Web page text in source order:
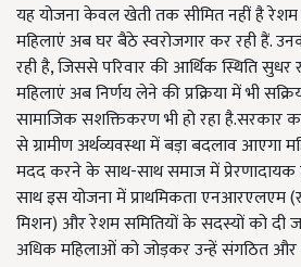
यह योजना केवल खेती तक सीमित नहीं है रेशम
महिलाएं अब घर बैठे स्वरोजगार कर रही हैं.
रही है, जिससे परिवार की आर्थिक स्थिति सुधर
महिलाएं अब निर्णय लेने की प्रक्रिया में भी
सामाजिक सशक्तिकरण भी हो रहा है.सरकार
से ग्रामीण अर्थव्यवस्था में बड़ा बदलाव आएगा
मदद करने के साथ-साथ समाज में
साथ इस योजना में प्राथमिकता एनआरएलएम
मिशन) और रेशम समितियों के सदस्यों को दी
अधिक महिलाओं को जोड़कर उन्हें संगठित और